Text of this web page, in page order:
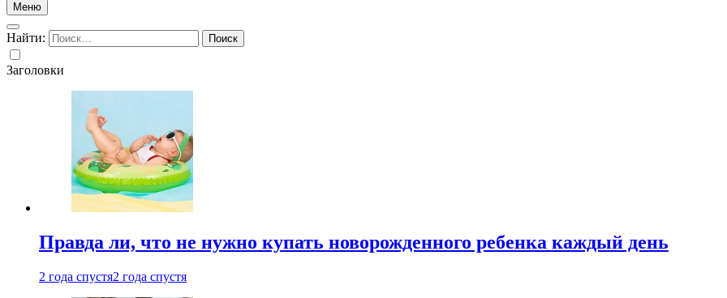
Меню
Найти:
Заголовки
Правда ли, что не нужно купать новорожденного ребенка каждый день
2 года спустя2 года спустя